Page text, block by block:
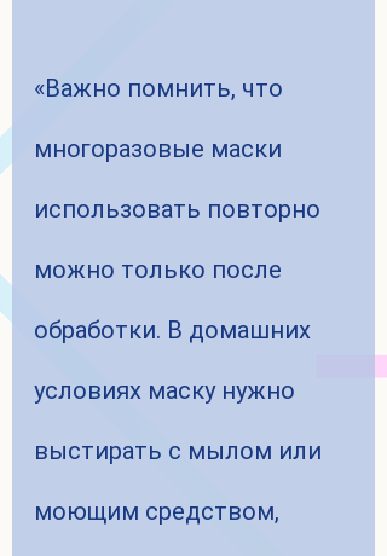
«Важно помнить, что
многоразовые маски
использовать повторно
можно только после
обработки. В домашних
условиях маску нужно
выстирать с мылом или
моющим средством,